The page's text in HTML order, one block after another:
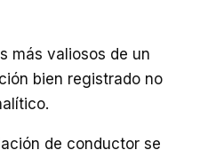
más valiosos de un
bien registrado no
de conductor se